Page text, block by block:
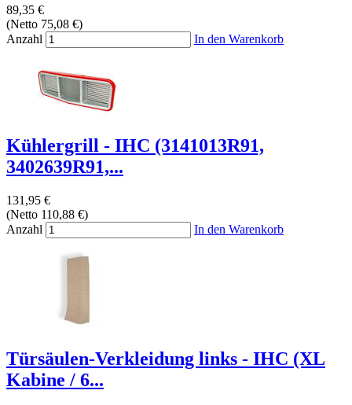
89,35 €
(Netto 75,08 €)
Anzahl
In den Warenkorb
Kühlergrill - IHC (3141013R91,
3402639R91,...
131,95 €
(Netto 110,88 €)
Anzahl
In den Warenkorb
Türsäulen-Verkleidung links - IHC (XL
Kabine / 6...